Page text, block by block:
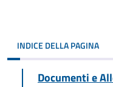
INDICE DELLA PAGINA
Documenti e